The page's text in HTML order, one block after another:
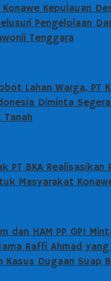
Konawe Kepulauan
Pengelolaan
Tenggara
Lahan Warga, PT
Diminta
Tanah
PT BKA Realisasikan
Masyarakat
dan HAM PP GPI
Raffi Ahmad
Kasus Dugaan Suap